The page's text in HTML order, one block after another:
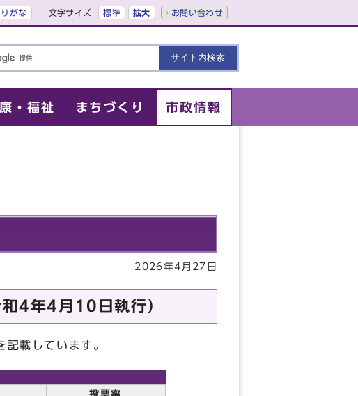
りがな 文字サイズ 標準 拡大 お問い合わせ
・福祉 まちづくり 市政情報
2026年4月27日
4年4月10日執行）
載しています。
投票率